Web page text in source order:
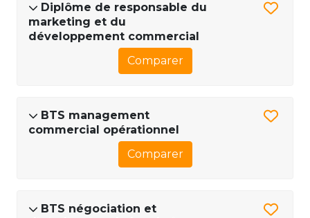
Diplôme de responsable du
marketing et du
développement commercial
Comparer
BTS management
commercial opérationnel
Comparer
BTS négociation et